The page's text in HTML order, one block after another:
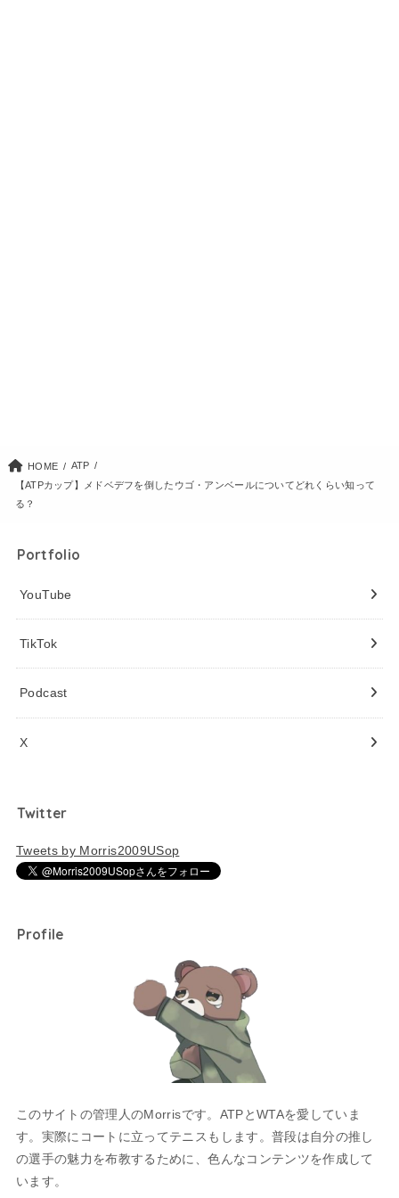
HOME
ATP
【ATPカップ】メドベデフを倒したウゴ・アンベールについてどれくらい知って
る？
Portfolio
YouTube
TikTok
Podcast
X
Twitter
Tweets by Morris2009USop
Profile
このサイトの管理人のMorrisです。ATPとWTAを愛していま
す。実際にコートに立ってテニスもします。普段は自分の推し
の選手の魅力を布教するために、色んなコンテンツを作成して
います。